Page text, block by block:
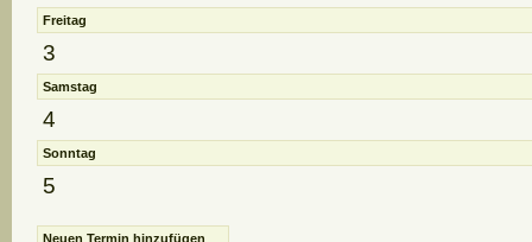
Freitag
3
Samstag
4
Sonntag
5
Neuen Termin hinzufügen